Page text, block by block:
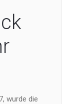
wurde die